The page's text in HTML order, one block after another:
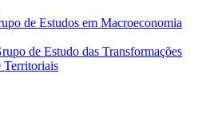
de Estudos em Macroeconomia
de Estudo das Transformações
Territoriais